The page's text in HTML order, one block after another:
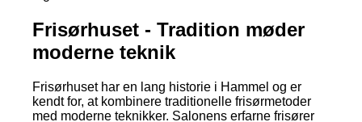
Frisørhuset - Tradition møder
moderne teknik
Frisørhuset har en lang historie i Hammel og er
kendt for, at kombinere traditionelle frisørmetoder
med moderne teknikker. Salonens erfarne frisører